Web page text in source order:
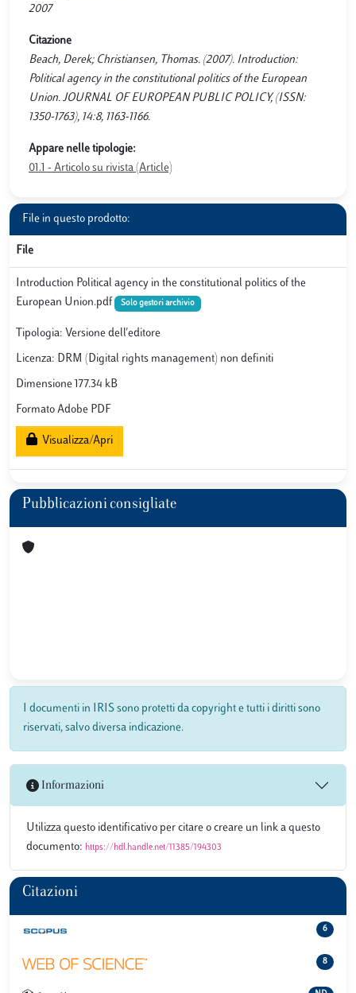
2007
Citazione
Beach, Derek; Christiansen, Thomas. (2007). Introduction:
Political agency in the constitutional politics of the European
Union. JOURNAL OF EUROPEAN PUBLIC POLICY, (ISSN:
1350-1763), 14:8, 1163-1166.
Appare nelle tipologie:
01.1 - Articolo su rivista (Article)
File in questo prodotto:
File
Introduction Political agency in the constitutional politics of the
European Union.pdf
Solo gestori archivio
Tipologia: Versione dell'editore
Licenza: DRM (Digital rights management) non definiti
Dimensione 177.34 kB
Formato Adobe PDF
Visualizza/Apri
Pubblicazioni consigliate
I documenti in IRIS sono protetti da copyright e tutti i diritti sono
riservati, salvo diversa indicazione.
Informazioni
Utilizza questo identificativo per citare o creare un link a questo
documento: https://hdl.handle.net/11385/194303
Citazioni
6
8